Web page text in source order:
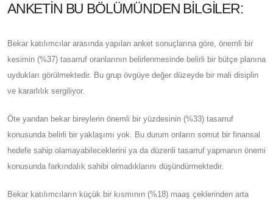
ANKETIN BU BÖLÜMÜNDEN BILGILER:
Bekar katılımcılar arasında yapılan anket sonuçlarına göre, önemli bir
kesimin (%37) tasarruf oranlarının belirlenmesinde belirli bir bütçe planına
uydukları görülmektedir. Bu grup övgüye değer düzeyde bir mali disiplin
ve kararlılık sergiliyor.
Öte yandan bekar bireylerin önemli bir yüzdesinin (%33) tasarruf
konusunda belirli bir yaklaşımı yok. Bu durum onların somut bir finansal
hedefe sahip olamayabileceklerini ya da düzenli tasarruf yapmanın önemi
konusunda farkındalık sahibi olmadıklarını düşündürmektedir.
Bekar katılımcıların küçük bir kısmının (%18) maaş çeklerinden arta